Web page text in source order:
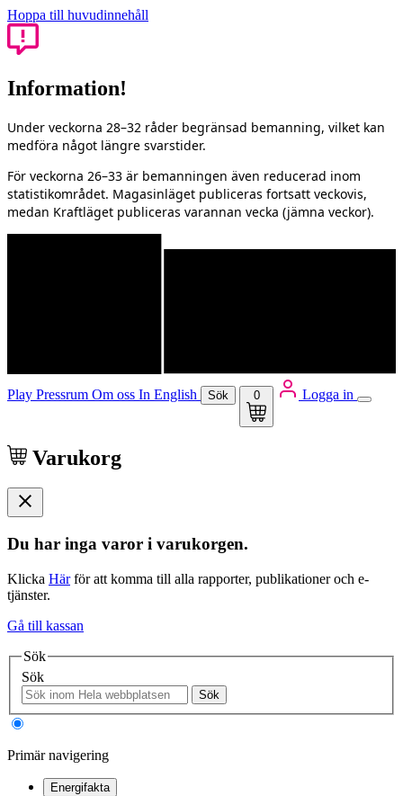
Hoppa till huvudinnehåll
Information!
Under veckorna 28–32 råder begränsad bemanning, vilket kan
medföra något längre svarstider.
För veckorna 26–33 är bemanningen även reducerad inom
statistikområdet. Magasinläget publiceras fortsatt veckovis,
medan Kraftläget publiceras varannan vecka (jämna veckor).
Play Pressrum Om oss In English Sök 0 Logga in
Varukorg
Du har inga varor i varukorgen.
Klicka Härför att komma till alla rapporter, publikationer och e-
tjänster.
Gå till kassan
Sök
Sök
Sök
Primär navigering
Energifakta